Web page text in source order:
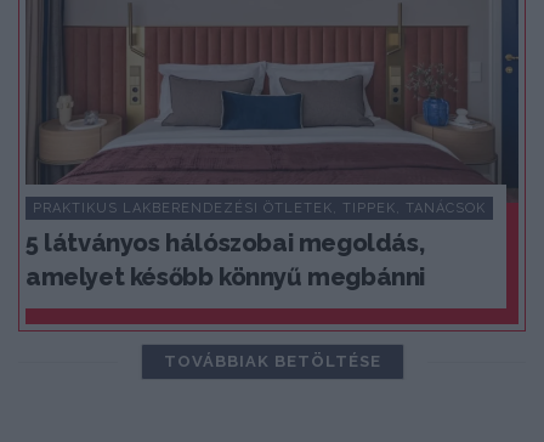
PRAKTIKUS LAKBERENDEZÉSI ÖTLETEK, TIPPEK, TANÁCSOK
5 látványos hálószobai megoldás,
amelyet később könnyű megbánni
TOVÁBBIAK BETÖLTÉSE